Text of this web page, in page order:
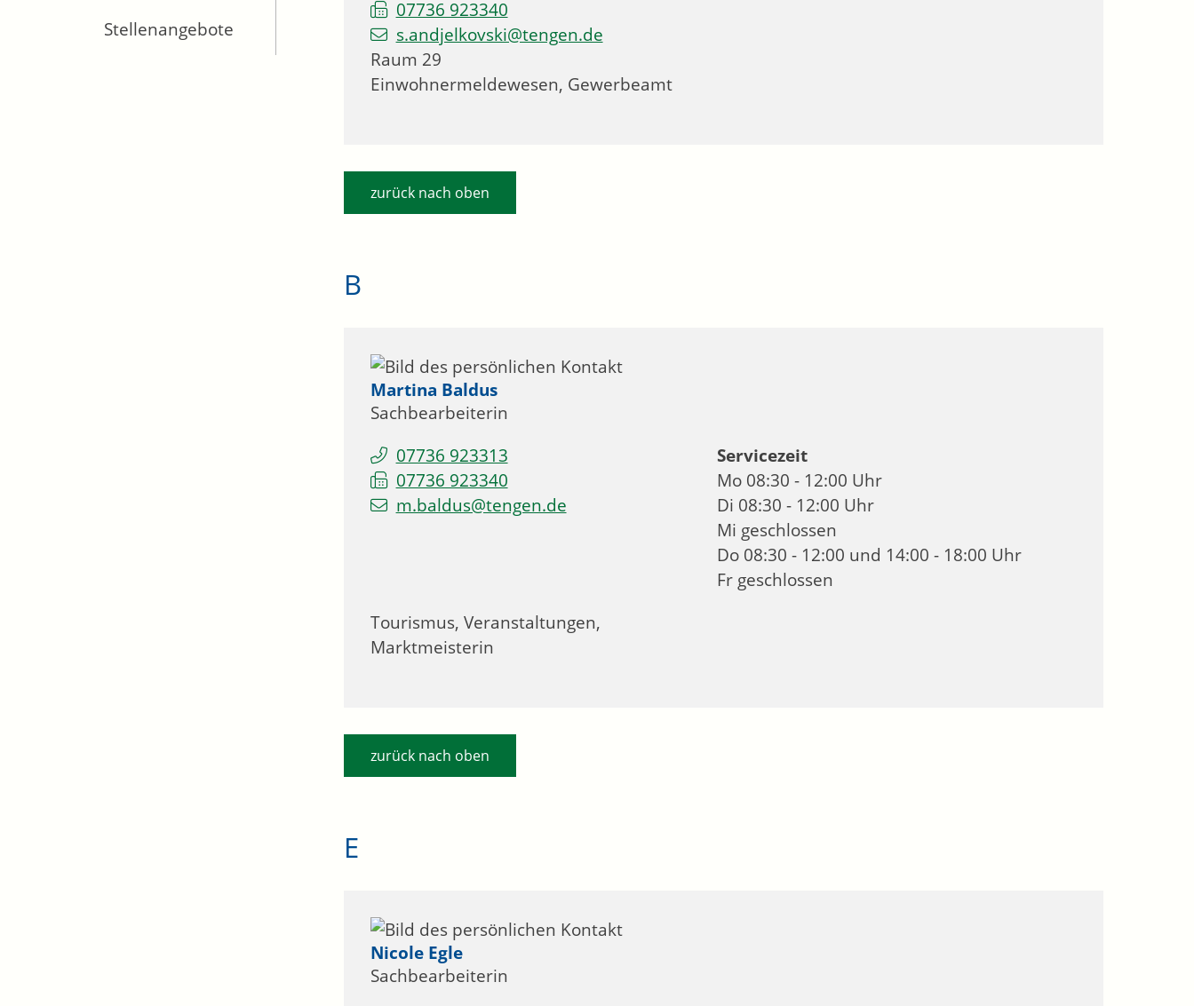
Stellenangebote
07736 923340
s.andjelkovski@tengen.de
Raum 29
Einwohnermeldewesen, Gewerbeamt
zurück nach oben
B
Martina Baldus
Sachbearbeiterin
07736 923313
07736 923340
m.baldus@tengen.de
Servicezeit
Mo 08:30 - 12:00 Uhr
Di 08:30 - 12:00 Uhr
Mi geschlossen
Do 08:30 - 12:00 und 14:00 - 18:00 Uhr
Fr geschlossen
Tourismus, Veranstaltungen,
Marktmeisterin
zurück nach oben
E
Nicole Egle
Sachbearbeiterin